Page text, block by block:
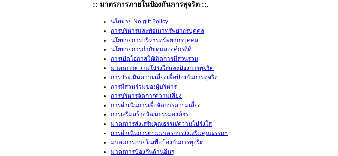
.:: มาตรการภายในป้องกันการทุจริต ::.
นโยบาย No gift Policy
การบริหารและพัฒนาทรัพยากรบุคคล
นโยบายการบริหารทรัพยากรบุคคล
นโยบายการกำกับดูแลองค์กรที่ดี
การเปิดโอกาสให้เกิดการมีส่วนร่วม
มาตรการความโปร่งใส่และป้องการทุจริต
การประเมินความเสี่ยงเพื่อป้องกันการทุจริต
การมีส่วนร่วมของผู้บริหาร
การบริหารจัดการความเสี่ยง
การดำเนินการเพื่อจัดการความเสี่ยง
การเสริมสร้างวัฒนธรรมองค์กร
มาตรการส่งเสริมคุณธรรม/ความโปร่งใส
การดำเนินการตามมาตรการส่งเสริมคุณธรรมฯ
มาตรการภายในเพื่อป้องกันการทุจริต
มาตรการป้องกันด้านอื่นๆ